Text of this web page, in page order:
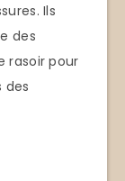
Ils
des
rasoir pour
des